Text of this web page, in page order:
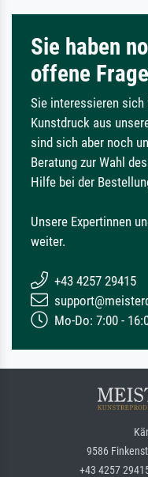
Sie haben
offene
Sie interessieren sich
Kunstdruck aus
sind sich aber noch
Beratung zur Wahl
Hilfe bei der
Unsere Expertinnen
weiter.
+43 4257 29415
Mo-Do: 7:00 -
9586
+43 4257